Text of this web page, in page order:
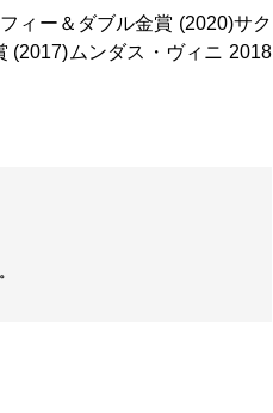
ィー＆ダブル金賞 (2020)サク
(2017)ムンダス・ヴィニ 2018